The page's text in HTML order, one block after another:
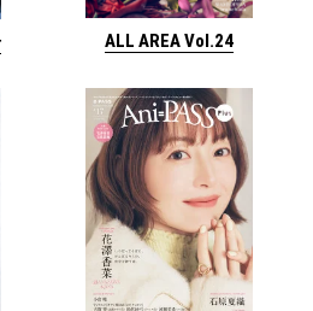
ALL AREA Vol.24